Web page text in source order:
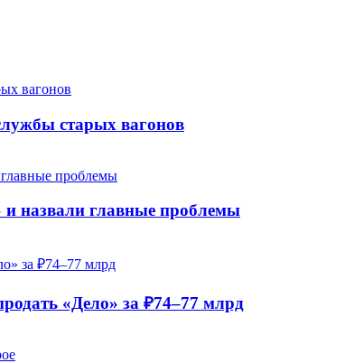
старых вагонов
и назвали главные проблемы
«Дело» за ₽74–77 млрд